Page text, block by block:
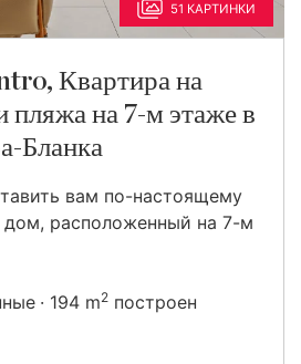
51 КАРТИНКИ
Квартира на
пляжа на 7-м этаже в
Бланка
вам по-настоящему
дом, расположенный на 7-м
194 m2 построен